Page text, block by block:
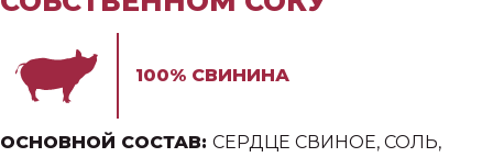
100% СВИНИНА
ОСНОВНОЙ СОСТАВ: СЕРДЦЕ СВИНОЕ, СОЛЬ,